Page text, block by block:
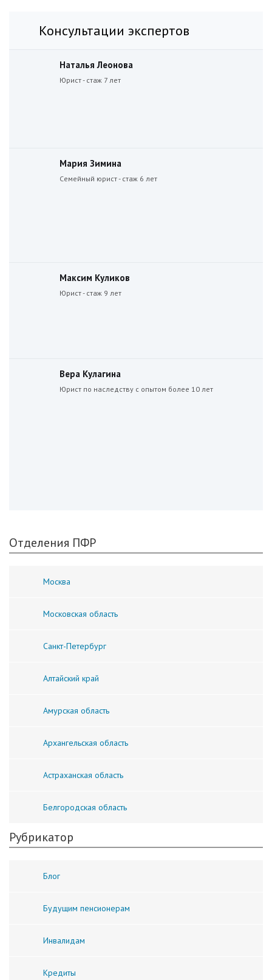
Консультации экспертов
Наталья Леонова
Юрист - стаж 7 лет
Мария Зимина
Семейный юрист - стаж 6 лет
Максим Куликов
Юрист - стаж 9 лет
Вера Кулагина
Юрист по наследству с опытом более 10 лет
Отделения ПФР
Москва
Московская область
Санкт-Петербург
Алтайский край
Амурская область
Архангельская область
Астраханская область
Белгородская область
Рубрикатор
Блог
Будущим пенсионерам
Инвалидам
Кредиты